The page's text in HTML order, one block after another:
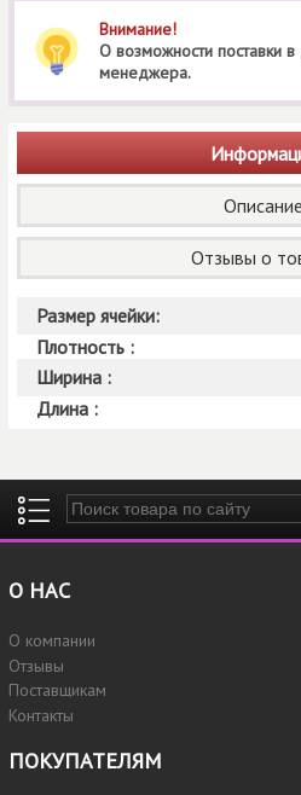
Внимание!
О возможности поставки в
менеджера.
Описание
Отзывы о
Размер ячейки:
Плотность :
Ширина :
Длина :
Введите ключевые слова для
О НАС
О компании
Отзывы
Поставщикам
Контакты
ПОКУПАТЕЛЯМ